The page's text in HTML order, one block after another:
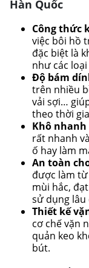
Hàn Quốc
Công thức
việc bôi hồ
đặc biệt là
như các
Độ bám
trên nhiều
vải sợi…
theo thời
Khô nhanh
rất nhanh
ố hay làm
An toàn
được làm
mùi hắc,
sử dụng lâu
Thiết kế
cơ chế vặn
quản keo
bút.